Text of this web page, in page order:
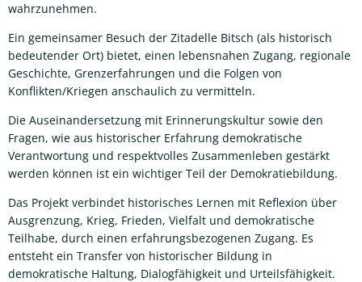
wahrzunehmen.
Ein gemeinsamer Besuch der Zitadelle Bitsch (als historisch
bedeutender Ort) bietet, einen lebensnahen Zugang, regionale
Geschichte, Grenzerfahrungen und die Folgen von
Konflikten/Kriegen anschaulich zu vermitteln.
Die Auseinandersetzung mit Erinnerungskultur sowie den
Fragen, wie aus historischer Erfahrung demokratische
Verantwortung und respektvolles Zusammenleben gestärkt
werden können ist ein wichtiger Teil der Demokratiebildung.
Das Projekt verbindet historisches Lernen mit Reflexion über
Ausgrenzung, Krieg, Frieden, Vielfalt und demokratische
Teilhabe, durch einen erfahrungsbezogenen Zugang. Es
entsteht ein Transfer von historischer Bildung in
demokratische Haltung, Dialogfähigkeit und Urteilsfähigkeit.